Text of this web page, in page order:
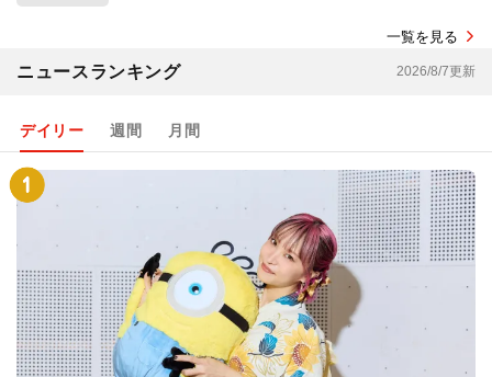
一覧を見る
ニュースランキング 2026/8/7更新
デイリー 週間 月間